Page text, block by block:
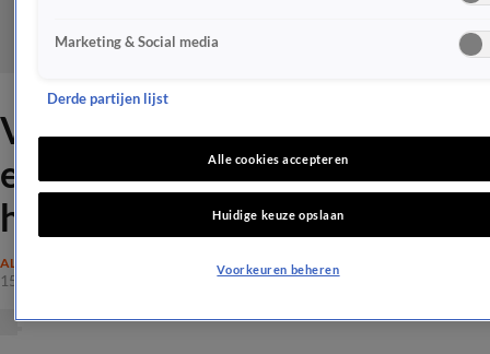
Verloofde Peter R. de Vries
emotioneel: 'Soms geloof ik
het nog steeds niet'
ALGEMEEN
15 juni 2022, 08:43
Marketing & Social media
Derde partijen lijst
Alle cookies accepteren
Huidige keuze opslaan
Voorkeuren beheren